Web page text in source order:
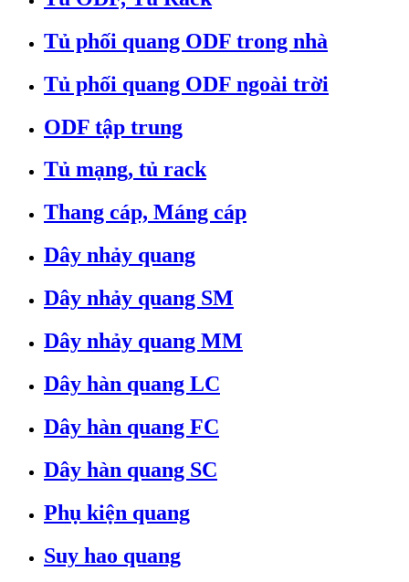
Tủ phối quang ODF trong nhà
Tủ phối quang ODF ngoài trời
ODF tập trung
Tủ mạng, tủ rack
Thang cáp, Máng cáp
Dây nhảy quang
Dây nhảy quang SM
Dây nhảy quang MM
Dây hàn quang LC
Dây hàn quang FC
Dây hàn quang SC
Phụ kiện quang
Suy hao quang